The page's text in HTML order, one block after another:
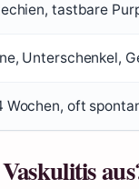
tastbare
Unterschenkel,
Wochen, oft